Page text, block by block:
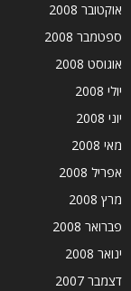
אוקטובר 2008
ספטמבר 2008
אוגוסט 2008
יולי 2008
יוני 2008
מאי 2008
אפריל 2008
מרץ 2008
פברואר 2008
ינואר 2008
דצמבר 2007